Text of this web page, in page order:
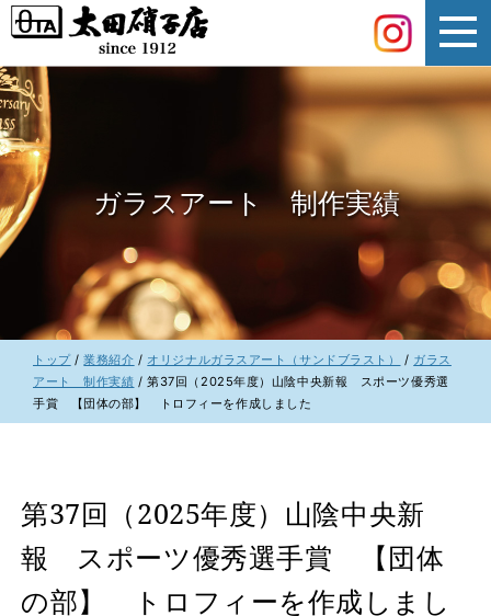
このページの本文へ
ガラスアート 制作実績
現
在
の
位
トップ/業務紹介 / オリジナルガラスアート（サンドブラスト） / ガラス
アート 制作実績 /第37回（2025年度）山陰中央新報 スポーツ優秀選
手賞 【団体の部】 トロフィーを作成しました
第37回（2025年度）山陰中央新
報 スポーツ優秀選手賞 【団体
の部】 トロフィーを作成しまし